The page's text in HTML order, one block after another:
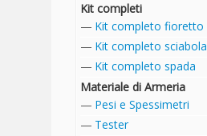
Kit completi
Kit completo fioretto
Kit completo sciabola
Kit completo spada
Materiale di Armeria
Pesi e Spessimetri
Tester